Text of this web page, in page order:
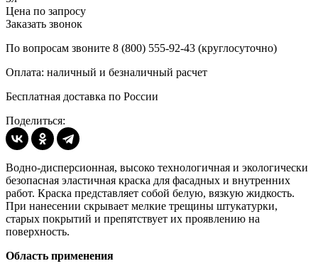
Цена по запросу
Заказать звонок
По вопросам звоните 8 (800) 555-92-43 (круглосуточно)
Оплата: наличный и безналичный расчет
Бесплатная доставка по России
Поделиться:
Водно-дисперсионная, высоко технологичная и экологически
безопасная эластичная краска для фасадных и внутренних
работ. Краска представляет собой белую, вязкую жидкость.
При нанесении скрывает мелкие трещины штукатурки,
старых покрытий и препятствует их проявлению на
поверхность.
Область применения